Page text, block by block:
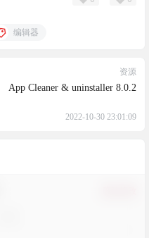
编辑器
资源
App Cleaner & uninstaller 8.0.2
2022-10-30 23:01:09